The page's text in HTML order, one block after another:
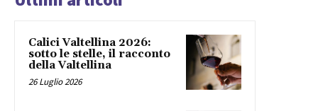
Calici Valtellina 2026:
sotto le stelle, il racconto
della Valtellina
26 Luglio 2026